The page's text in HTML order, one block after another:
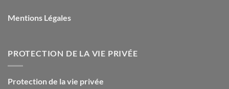
Mentions Légales
PROTECTION DE LA VIE PRIVÉE
Protection de la vie privée